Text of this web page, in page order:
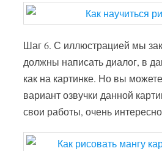
Шаг 6. С иллюстрацией мы
должны написать диалог, в
как на картинке. Но вы
вариант озвучки данной
свои работы, очень